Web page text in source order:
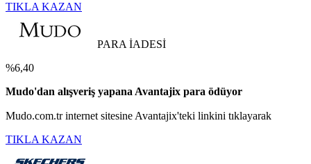
TIKLA KAZAN
PARA İADESİ
%6,40
Mudo'dan alışveriş yapana Avantajix para ödüyor
Mudo.com.tr internet sitesine Avantajix'teki linkini tıklayarak
TIKLA KAZAN